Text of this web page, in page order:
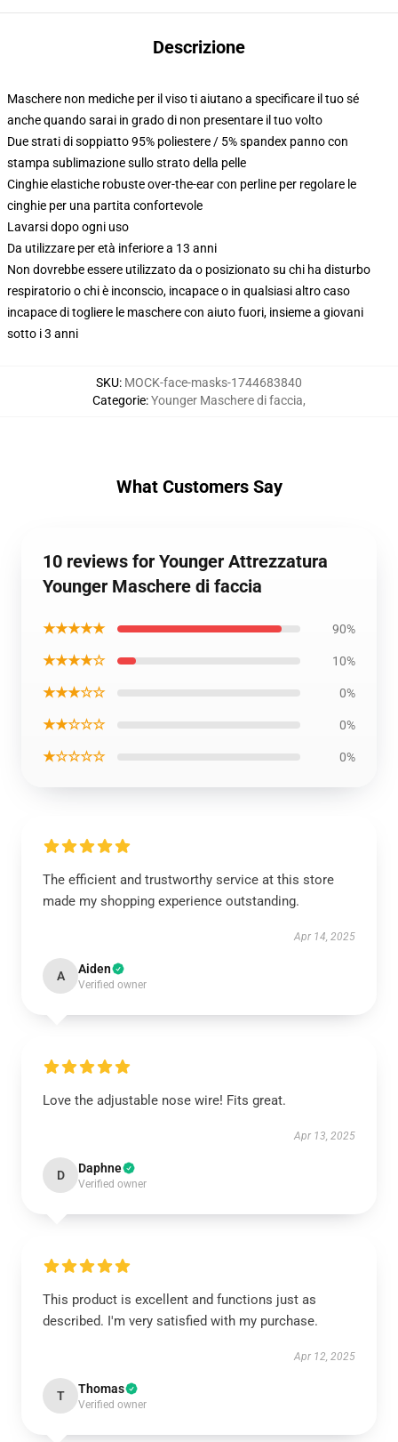
Descrizione
Maschere non mediche per il viso ti aiutano a specificare il tuo sé
anche quando sarai in grado di non presentare il tuo volto
Due strati di soppiatto 95% poliestere / 5% spandex panno con
stampa sublimazione sullo strato della pelle
Cinghie elastiche robuste over-the-ear con perline per regolare le
cinghie per una partita confortevole
Lavarsi dopo ogni uso
Da utilizzare per età inferiore a 13 anni
Non dovrebbe essere utilizzato da o posizionato su chi ha disturbo
respiratorio o chi è inconscio, incapace o in qualsiasi altro caso
incapace di togliere le maschere con aiuto fuori, insieme a giovani
sotto i 3 anni
SKU: MOCK-face-masks-1744683840
Categorie:Younger Maschere di faccia,
What Customers Say
10 reviews for Younger Attrezzatura
Younger Maschere di faccia
★★★★★ 90%
★★★★☆ 10%
★★★☆☆ 0%
★★☆☆☆ 0%
★☆☆☆☆ 0%
The efficient and trustworthy service at this store
made my shopping experience outstanding.
Apr 14, 2025
A Aiden
Verified owner
Love the adjustable nose wire! Fits great.
Apr 13, 2025
D Daphne
Verified owner
This product is excellent and functions just as
described. I'm very satisfied with my purchase.
Apr 12, 2025
T Thomas
Verified owner